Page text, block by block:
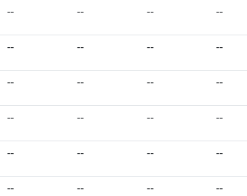
-- -- -- --
-- -- -- --
-- -- -- --
-- -- -- --
-- -- -- --
-- -- -- --